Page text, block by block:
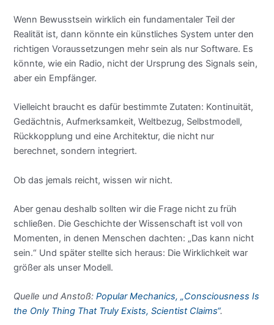
Wenn Bewusstsein wirklich ein fundamentaler Teil der
Realität ist, dann könnte ein künstliches System unter den
richtigen Voraussetzungen mehr sein als nur Software. Es
könnte, wie ein Radio, nicht der Ursprung des Signals sein,
aber ein Empfänger.
Vielleicht braucht es dafür bestimmte Zutaten: Kontinuität,
Gedächtnis, Aufmerksamkeit, Weltbezug, Selbstmodell,
Rückkopplung und eine Architektur, die nicht nur
berechnet, sondern integriert.
Ob das jemals reicht, wissen wir nicht.
Aber genau deshalb sollten wir die Frage nicht zu früh
schließen. Die Geschichte der Wissenschaft ist voll von
Momenten, in denen Menschen dachten: „Das kann nicht
sein.“ Und später stellte sich heraus: Die Wirklichkeit war
größer als unser Modell.
Quelle und Anstoß:Popular Mechanics, „Consciousness Is
the Only Thing That Truly Exists, Scientist Claims“.